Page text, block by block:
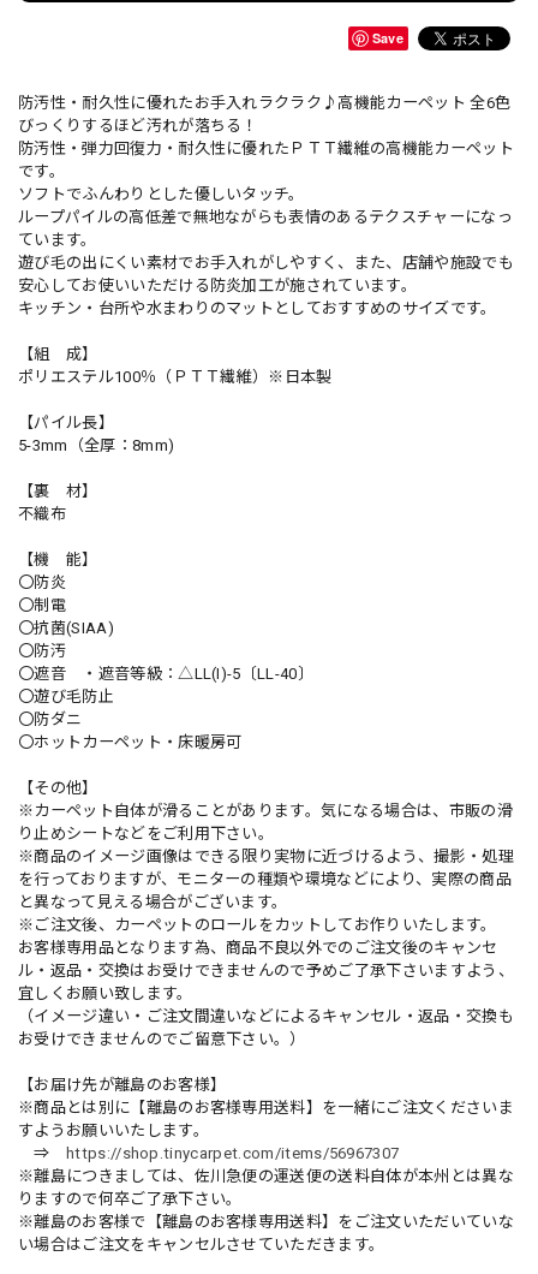
Save
防汚性・耐久性に優れたお手入れラクラク♪高機能カーペット 全6色
びっくりするほど汚れが落ちる！
防汚性・弾力回復力・耐久性に優れたＰＴＴ繊維の高機能カーペット
です。
ソフトでふんわりとした優しいタッチ。
ループパイルの高低差で無地ながらも表情のあるテクスチャーになっ
ています。
遊び毛の出にくい素材でお手入れがしやすく、また、店舗や施設でも
安心してお使いいただける防炎加工が施されています。
キッチン・台所や水まわりのマットとしておすすめのサイズです。
【組 成】
ポリエステル100％（ＰＴＴ繊維）※日本製
【パイル長】
5-3mm（全厚：8mm)
【裏 材】
不織布
【機 能】
〇防炎
〇制電
〇抗菌(SIAA)
〇防汚
〇遮音 ・遮音等級：△LL(I)-5〔LL-40〕
〇遊び毛防止
〇防ダニ
〇ホットカーペット・床暖房可
【その他】
※カーペット自体が滑ることがあります。気になる場合は、市販の滑
り止めシートなどをご利用下さい。
※商品のイメージ画像はできる限り実物に近づけるよう、撮影・処理
を行っておりますが、モニターの種類や環境などにより、実際の商品
と異なって見える場合がございます。
※ご注文後、カーペットのロールをカットしてお作りいたします。
お客様専用品となります為、商品不良以外でのご注文後のキャンセ
ル・返品・交換はお受けできませんので予めご了承下さいますよう、
宜しくお願い致します。
（イメージ違い・ご注文間違いなどによるキャンセル・返品・交換も
お受けできませんのでご留意下さい。）
【お届け先が離島のお客様】
※商品とは別に【離島のお客様専用送料】を一緒にご注文くださいま
すようお願いいたします。
⇒
https://shop.tinycarpet.com/items/56967307
※離島につきましては、佐川急便の運送便の送料自体が本州とは異な
りますので何卒ご了承下さい。
※離島のお客様で【離島のお客様専用送料】をご注文いただいていな
い場合はご注文をキャンセルさせていただきます。